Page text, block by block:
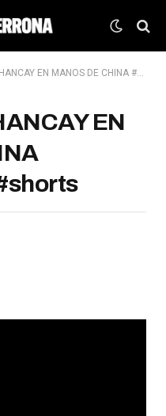
EN MANOS DE CHINA #LaEncerrona #shorts
EN